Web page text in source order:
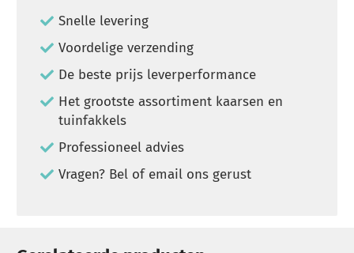
Snelle levering
Voordelige verzending
De beste prijs leverperformance
Het grootste assortiment kaarsen en
tuinfakkels
Professioneel advies
Vragen? Bel of email ons gerust